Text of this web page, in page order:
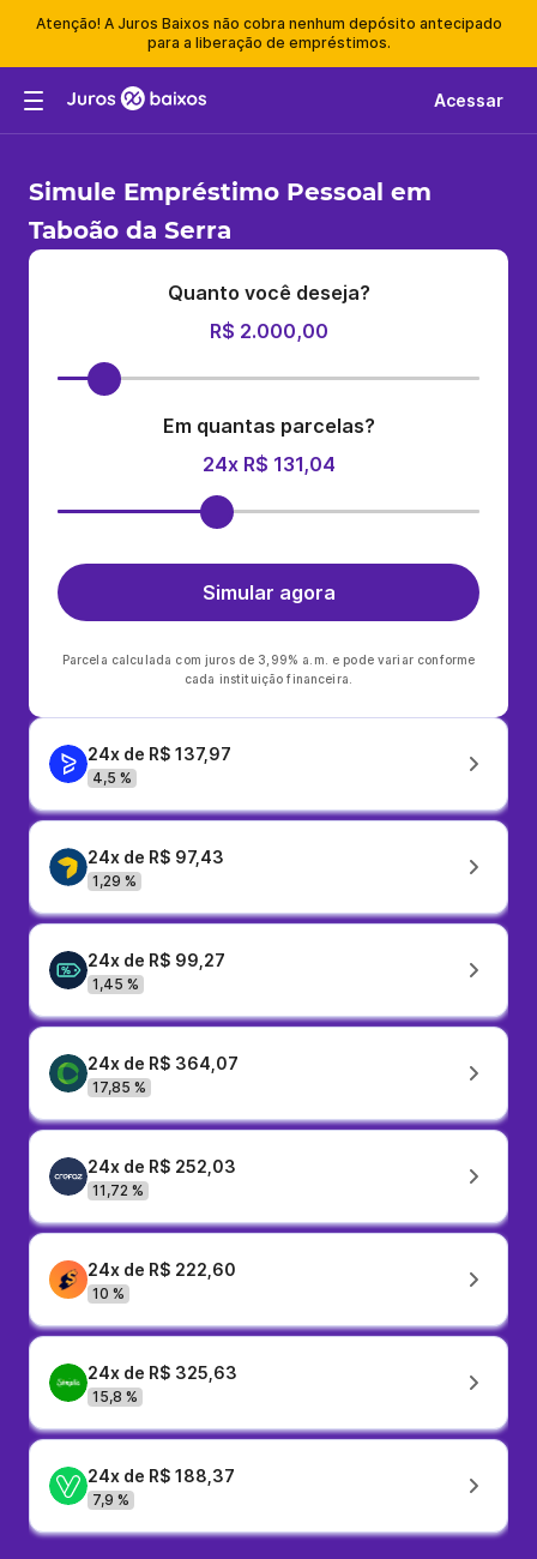
Atenção! A Juros Baixos não cobra nenhum depósito antecipado
para a liberação de empréstimos.
Acessar
Simule Empréstimo Pessoal em
Taboão da Serra
Quanto você deseja?
R$ 2.000,00
Em quantas parcelas?
24x R$ 131,04
Simular agora
Parcela calculada com juros de 3,99% a.m. e pode variar conforme
cada instituição financeira.
24x de R$ 137,97
4,5 %
24x de R$ 97,43
1,29 %
24x de R$ 99,27
1,45 %
24x de R$ 364,07
17,85 %
24x de R$ 252,03
11,72 %
24x de R$ 222,60
10 %
24x de R$ 325,63
15,8 %
24x de R$ 188,37
7,9 %